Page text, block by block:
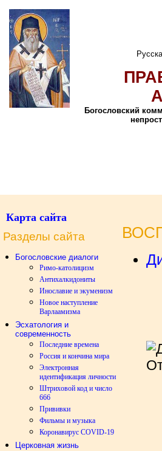
Богословский
Карта сайта
Разделы сайта
Богословские диалоги
Римо-католицизм
Антихалкидониты
Инославие и экуменизм
Новое наступление
Варлаамизма
Эсхатология и
современность
Последние времена
Россия и кончина мира
Электронная
идентификация личности
Штриховой код и число
666
Прививки
Фильмы и музыка
Коронавирус COVID-19
Церковная жизнь